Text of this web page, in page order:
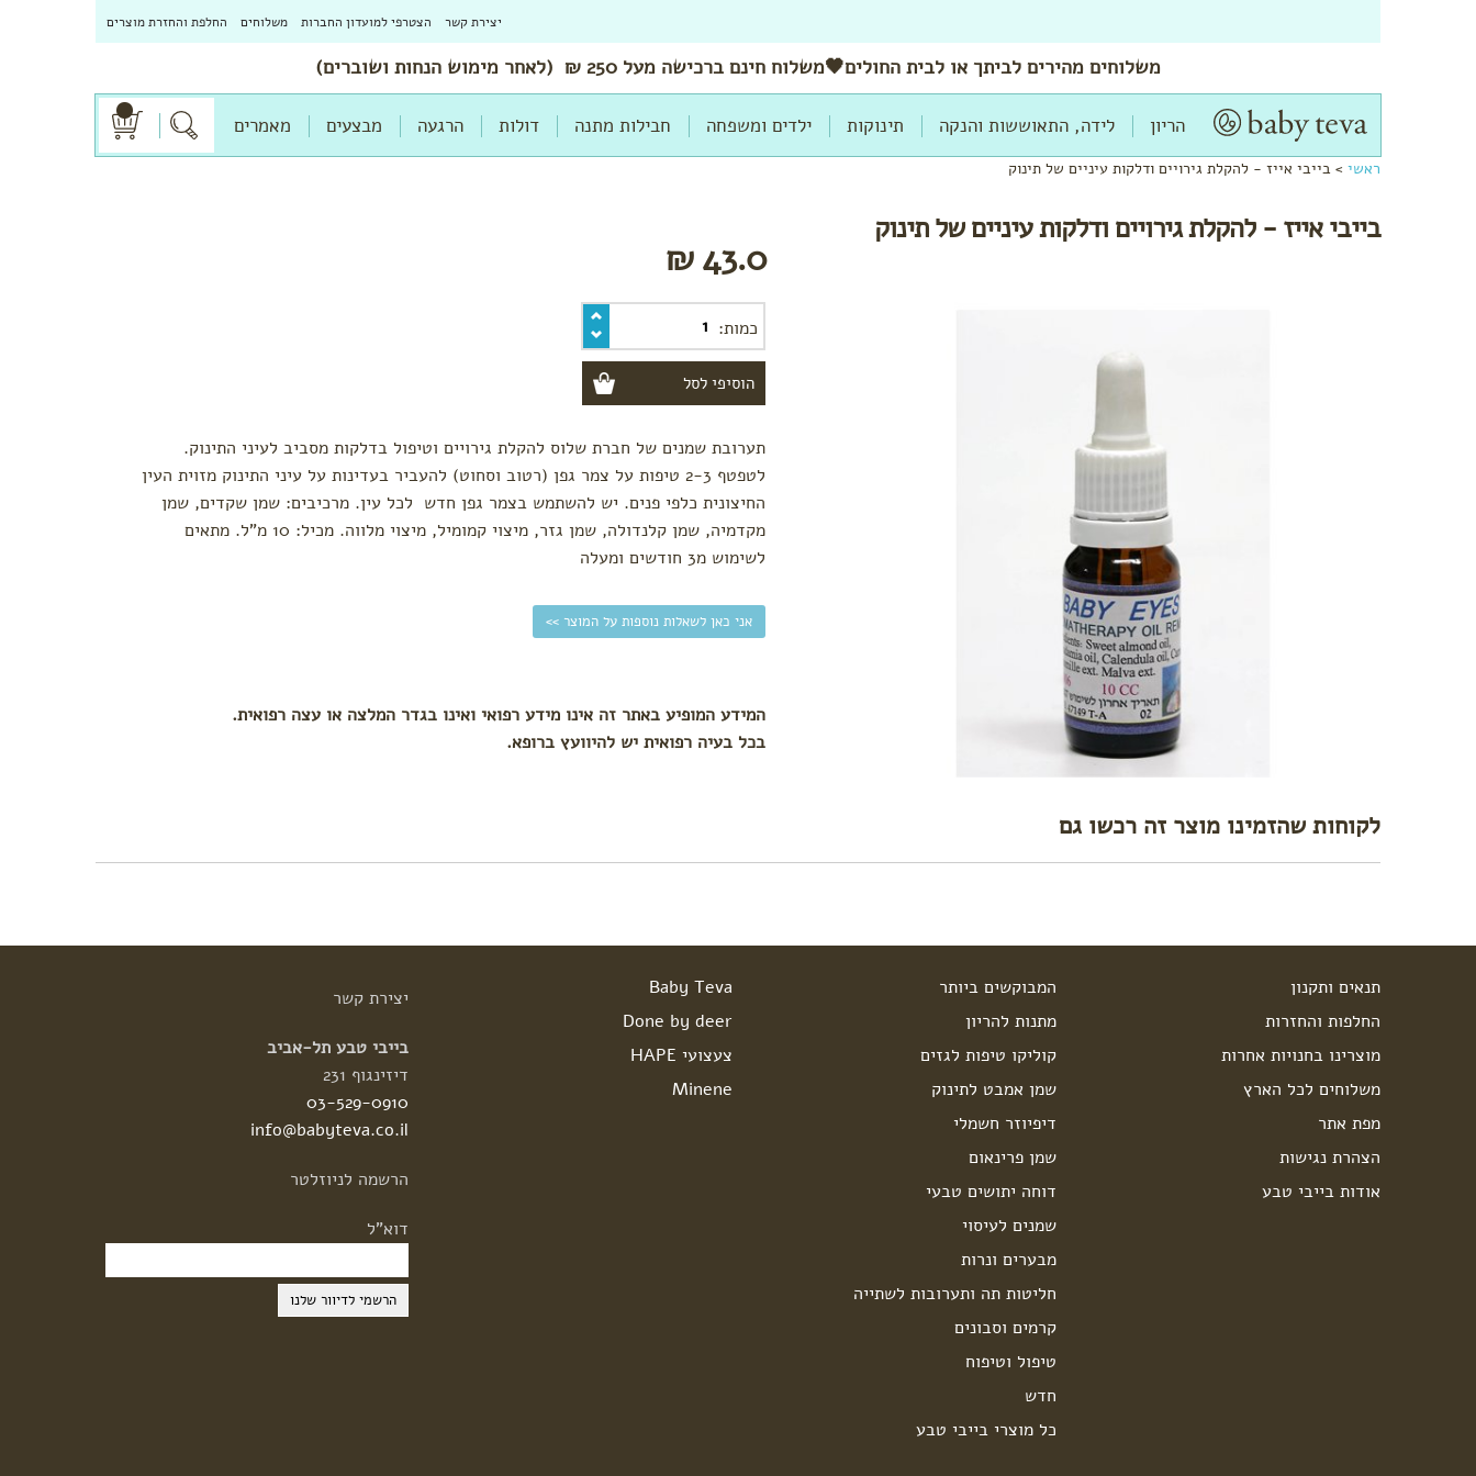
יצירת קשר הצטרפי למועדון החברות משלוחים החלפת והחזרת מוצרים
משלוחים מהירים לביתך או לבית החולים🖤משלוח חינם ברכישה מעל 250 ₪ (לאחר מימוש הנחות ושוברים)
הריון לידה, התאוששות והנקה תינוקות ילדים ומשפחה חבילות מתנה דולות הרגעה מבצעים מאמרים
ראשי > בייבי אייז - להקלת גירויים ודלקות עיניים של תינוק
בייבי אייז - להקלת גירויים ודלקות עיניים של תינוק
43.0 ₪
כמות:
תערובת שמנים של חברת שלוס להקלת גירויים וטיפול בדלקות מסביב לעיני התינוק.
לטפטף 2-3 טיפות על צמר גפן (רטוב וסחוט) להעביר בעדינות על עיני התינוק מזוית העין
החיצונית כלפי פנים. יש להשתמש בצמר גפן חדש לכל עין. מרכיבים: שמן שקדים, שמן
מקדמיה, שמן קלנדולה, שמן גזר, מיצוי קמומיל, מיצוי מלווה. מכיל: 10 מ"ל. מתאים
לשימוש מ3 חודשים ומעלה
אני כאן לשאלות נוספות על המוצר >>
המידע המופיע באתר זה אינו מידע רפואי ואינו בגדר המלצה או עצה רפואית.
בכל בעיה רפואית יש להיוועץ ברופא.
לקוחות שהזמינו מוצר זה רכשו גם
תנאים ותקנון
החלפות והחזרות
מוצרינו בחנויות אחרות
משלוחים לכל הארץ
מפת אתר
הצהרת נגישות
אודות בייבי טבע
המבוקשים ביותר
מתנות להריון
קוליקו טיפות לגזים
שמן אמבט לתינוק
דיפיוזר חשמלי
שמן פרינאום
דוחה יתושים טבעי
שמנים לעיסוי
מבערים ונרות
חליטות תה ותערובות לשתייה
קרמים וסבונים
טיפול וטיפוח
חדש
כל מוצרי בייבי טבע
Baby Teva
Done by deer
צעצועי HAPE
Minene
יצירתקשר
בייבי טבע תל-אביב
דיזינגוף 231
03-529-0910
info@babyteva.co.il
הרשמה לניוזלטר
דוא"ל